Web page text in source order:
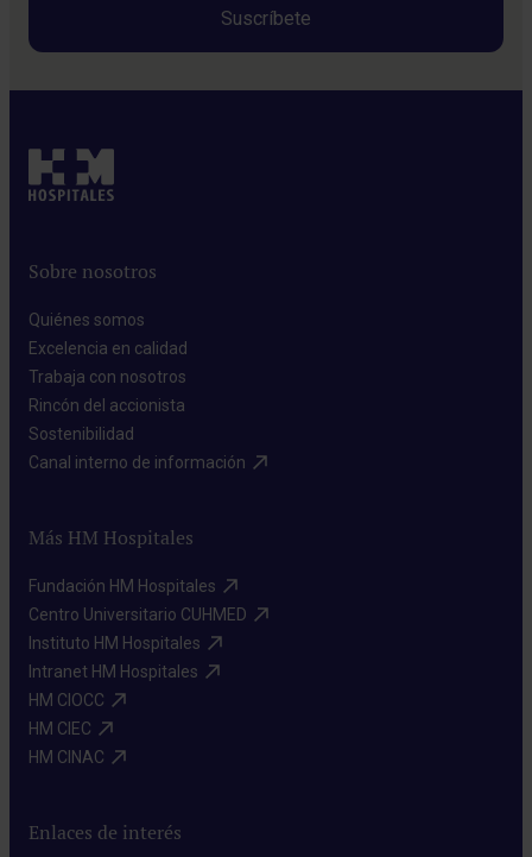
Sobre nosotros
Quiénes somos​
Excelencia en calidad​
Trabaja con nosotros​
Rincón del accionista​
Sostenibilidad​
Canal interno de información​
Más HM Hospitales
Fundación HM Hospitales​
Centro Universitario CUHMED​
Instituto HM Hospitales​
Intranet HM Hospitales​
HM CIOCC​
HM CIEC​
HM CINAC​
Enlaces de interés